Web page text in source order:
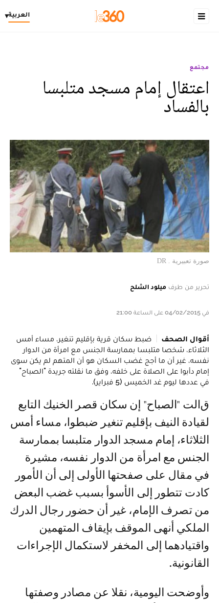
العربية▾
مجتمع
اعتقال إمام مسجد متلبسا
بالفساد
صورة تعبيرية . DR
تحرير من طرف ميلود الشلح
في 04/02/2015 على الساعة 21:00
أقوال الصحف
ضبط سكان قرية بإقليم تنغير، مساء أمس
الثلاثاء، شخصا متلبسا بممارسة الجنس مع امرأة من الدوار
نفسه، غير أن ما أجج غضب السكان هو أن المتهم لم يكن سوى
إمام دأبوا على الصلاة على خلفه، وفق ما نقلته جريدة "الصباح"
في عددها ليوم غد الخميس (5 فبراير).
قالت "الصباح" إن سكان قصر الخنيك التابع
لقيادة النيف بإقليم تنغير ضبطوا، مساء أمس
الثلاثاء، إمام مسجد الدوار متلبسا بممارسة
الجنس مع امرأة من الدوار نفسه، مشيرة
في مقال على صفحتها الأولى إلى أن الأمور
كادت تتطور إلى الأسوأ بسبب غضب البعض
من تصرف الإمام، غير أن حضور رجال الدرك
الملكي أنهى الموقف بإيقاف المتهمين
واقتيادهما إلى المخفر لاستكمال الإجراءات
القانونية.
وأوضحت اليومية، نقلا عن مصادر وصفتها